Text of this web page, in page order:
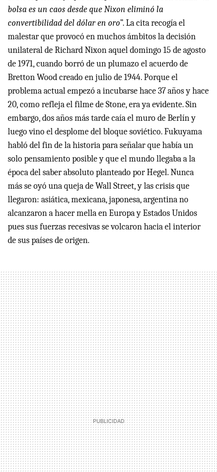
bolsa es un caos desde que Nixon eliminó la
convertibilidad del dólar en oro”. La cita recogía el
malestar que provocó en muchos ámbitos la decisión
unilateral de Richard Nixon aquel domingo 15 de agosto
de 1971, cuando borró de un plumazo el acuerdo de
Bretton Wood creado en julio de 1944. Porque el
problema actual empezó a incubarse hace 37 años y hace
20, como refleja el filme de Stone, era ya evidente. Sin
embargo, dos años más tarde caía el muro de Berlín y
luego vino el desplome del bloque soviético. Fukuyama
habló del fin de la historia para señalar que había un
solo pensamiento posible y que el mundo llegaba a la
época del saber absoluto planteado por Hegel. Nunca
más se oyó una queja de Wall Street, y las crisis que
llegaron: asiática, mexicana, japonesa, argentina no
alcanzaron a hacer mella en Europa y Estados Unidos
pues sus fuerzas recesivas se volcaron hacia el interior
de sus países de origen.